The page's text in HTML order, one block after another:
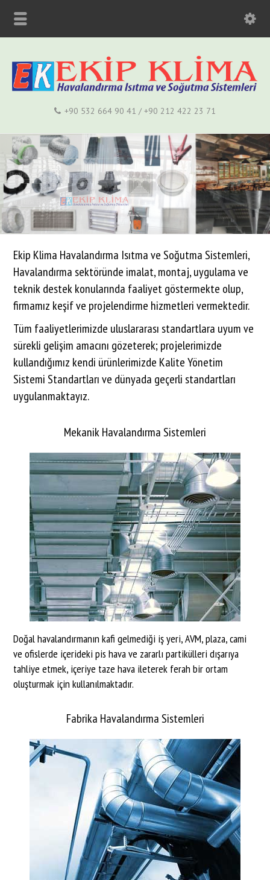
+90 532 664 90 41 / +90 212 422 23 71
Ekip Klima Havalandırma Isıtma ve Soğutma Sistemleri,
Havalandırma sektöründe imalat, montaj, uygulama ve
teknik destek konularında faaliyet göstermekte olup,
firmamız keşif ve projelendirme hizmetleri vermektedir.
Tüm faaliyetlerimizde uluslararası standartlara uyum ve
sürekli gelişim amacını gözeterek; projelerimizde
kullandığımız kendi ürünlerimizde Kalite Yönetim
Sistemi Standartları ve dünyada geçerli standartları
uygulanmaktayız.
Mekanik Havalandırma Sistemleri
Doğal havalandırmanın kafi gelmediği iş yeri, AVM, plaza, cami
ve ofislerde içerideki pis hava ve zararlı partikülleri dışarıya
tahliye etmek, içeriye taze hava ileterek ferah bir ortam
oluşturmak için kullanılmaktadır.
Fabrika Havalandırma Sistemleri